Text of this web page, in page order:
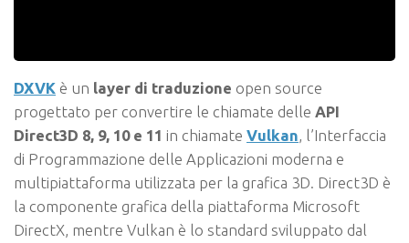
DXVK è un layer di traduzione open source
progettato per convertire le chiamate delle API
Direct3D 8, 9, 10 e 11 in chiamate Vulkan , l’Interfaccia
di Programmazione delle Applicazioni moderna e
multipiattaforma utilizzata per la grafica 3D. Direct3D è
la componente grafica della piattaforma Microsoft
DirectX, mentre Vulkan è lo standard sviluppato dal